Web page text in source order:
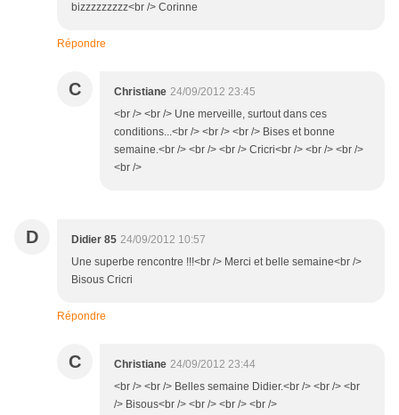
bizzzzzzzzz<br /> Corinne
Répondre
C Christiane 24/09/2012 23:45
<br /> <br /> Une merveille, surtout dans ces
conditions...<br /> <br /> <br /> Bises et bonne
semaine.<br /> <br /> <br /> Cricri<br /> <br /> <br />
<br />
D Didier 85 24/09/2012 10:57
Une superbe rencontre !!!<br /> Merci et belle semaine<br />
Bisous Cricri
Répondre
C Christiane 24/09/2012 23:44
<br /> <br /> Belles semaine Didier.<br /> <br /> <br
/> Bisous<br /> <br /> <br /> <br />